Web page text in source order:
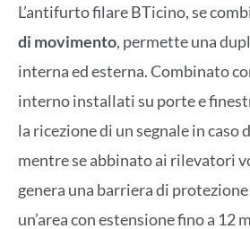
L’antifurto filare BTicino, se
di movimento, permette una
interna ed esterna. Combinato
interno installati su porte e
la ricezione di un segnale in caso
mentre se abbinato ai rilevatori
genera una barriera di
un’area con estensione fino a 12